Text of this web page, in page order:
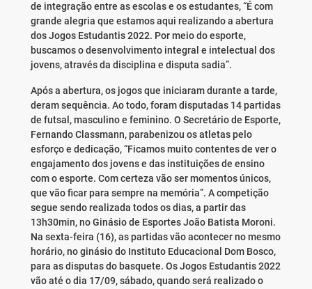
de integração entre as escolas e os estudantes, “É com
grande alegria que estamos aqui realizando a abertura
dos Jogos Estudantis 2022. Por meio do esporte,
buscamos o desenvolvimento integral e intelectual dos
jovens, através da disciplina e disputa sadia”.
Após a abertura, os jogos que iniciaram durante a tarde,
deram sequência. Ao todo, foram disputadas 14 partidas
de futsal, masculino e feminino. O Secretário de Esporte,
Fernando Classmann, parabenizou os atletas pelo
esforço e dedicação, “Ficamos muito contentes de ver o
engajamento dos jovens e das instituições de ensino
com o esporte. Com certeza vão ser momentos únicos,
que vão ficar para sempre na memória”. A competição
segue sendo realizada todos os dias, a partir das
13h30min, no Ginásio de Esportes João Batista Moroni.
Na sexta-feira (16), as partidas vão acontecer no mesmo
horário, no ginásio do Instituto Educacional Dom Bosco,
para as disputas do basquete. Os Jogos Estudantis 2022
vão até o dia 17/09, sábado, quando será realizado o